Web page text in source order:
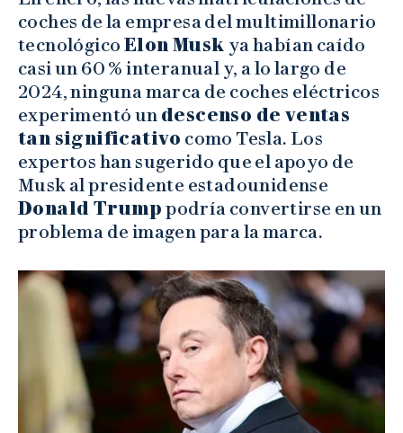
coches de la empresa del multimillonario
tecnológico Elon Musk ya habían caído
casi un 60 % interanual y, a lo largo de
2024, ninguna marca de coches eléctricos
experimentó un descenso de ventas
tan significativo como Tesla. Los
expertos han sugerido que el apoyo de
Musk al presidente estadounidense
Donald Trump podría convertirse en un
problema de imagen para la marca.